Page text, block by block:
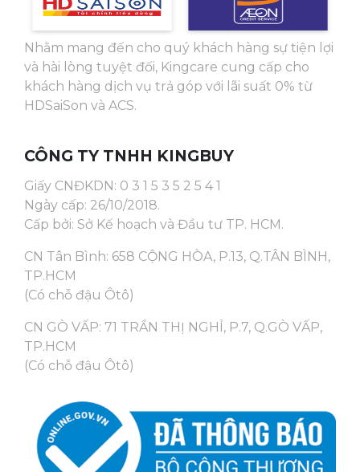
Xe đạp tập thể dục Califit Luxury CF-490A
cho bạn trải nghiệm tốc độ thoải mái mà
Nhằm mang đến cho quý khách hàng sự tiện lợi
và hài lòng tuyệt đối, Kingcare cung cấp cho
khách hàng dịch vụ trả góp với lãi suất 0% từ
HDSaiSon và ACS.
CÔNG TY TNHH KINGBUY
Giấy CNĐKDN: 0 3 1 5 3 5 2 5 4 1
Ngày cấp: 26/10/2018.
Cấp bởi: Sở Kế hoạch và Đầu tư TP. HCM.
CN Tân Bình: 658 CỘNG HÒA, P.13, Q.TÂN BÌNH,
TP.HCM
(Có chỗ đậu Ôtô)
CN GÒ VẤP: 71 TRẦN THỊ NGHỈ, P.7, Q.GÒ VẤP,
TP.HCM
(Có chỗ đậu Ôtô)